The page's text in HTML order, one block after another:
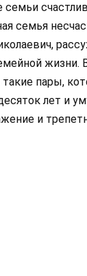
семьи
семья
жизни.
такие пары,
лет и
и